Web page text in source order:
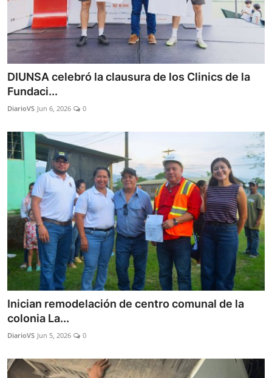
DIUNSA celebró la clausura de los Clinics de la
Fundaci...
DiarioVS Jun 6, 2026 0
Inician remodelación de centro comunal de la
colonia La...
DiarioVS Jun 5, 2026 0